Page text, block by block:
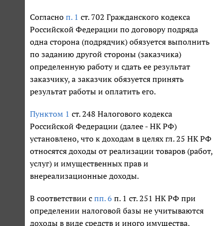
Согласно п. 1 ст. 702 Гражданского кодекса
Российской Федерации по договору подряда
одна сторона (подрядчик) обязуется выполнить
по заданию другой стороны (заказчика)
определенную работу и сдать ее результат
заказчику, а заказчик обязуется принять
результат работы и оплатить его.
Пунктом 1 ст. 248 Налогового кодекса
Российской Федерации (далее - НК РФ)
установлено, что к доходам в целях гл. 25 НК РФ
относятся доходы от реализации товаров (работ,
услуг) и имущественных прав и
внереализационные доходы.
В соответствии с пп. 6 п. 1 ст. 251 НК РФ при
определении налоговой базы не учитываются
доходы в виде средств и иного имущества,